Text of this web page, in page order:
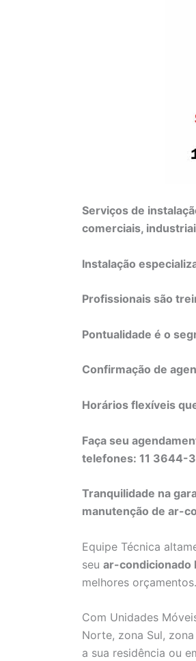
Serviços de
comerciais,
Instalação
Profissionais são
Pontualidade é o
Confirmação de
Horários flexíveis
Faça seu
telefones: 11 3644-
Tranquilidade na
manutenção de ar-
Equipe Técnica
seu ar-condicionado
melhores orçamentos.
Com Unidades
Norte, zona Sul,
a sua residência ou